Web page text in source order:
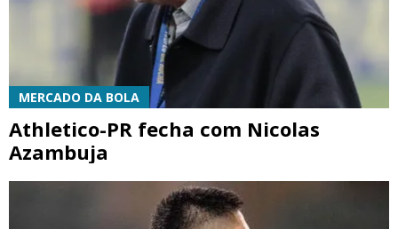
MERCADO DA BOLA
Athletico-PR fecha com Nicolas
Azambuja